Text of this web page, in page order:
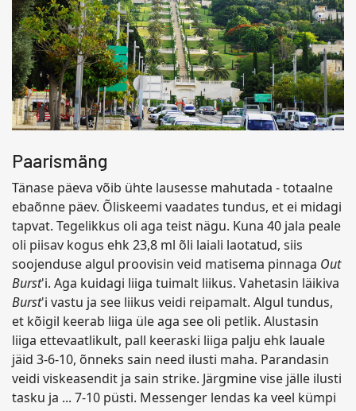
Paarismäng
Tänase päeva võib ühte lausesse mahutada - totaalne
ebaõnne päev. Õliskeemi vaadates tundus, et ei midagi
tapvat. Tegelikkus oli aga teist nägu. Kuna 40 jala peale
oli piisav kogus ehk 23,8 ml õli laiali laotatud, siis
soojenduse algul proovisin veid matisema pinnaga Out
Burst'i. Aga kuidagi liiga tuimalt liikus. Vahetasin läikiva
Burst'i vastu ja see liikus veidi reipamalt. Algul tundus,
et kõigil keerab liiga üle aga see oli petlik. Alustasin
liiga ettevaatlikult, pall keeraski liiga palju ehk lauale
jäid 3-6-10, õnneks sain need ilusti maha. Parandasin
veidi viskeasendit ja sain strike. Järgmine vise jälle ilusti
tasku ja ... 7-10 püsti. Messenger lendas ka veel kümpi